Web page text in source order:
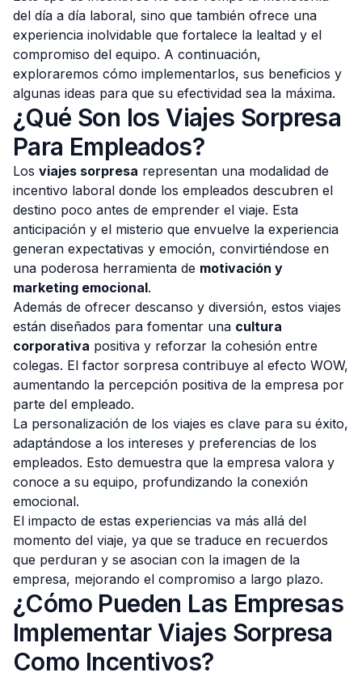
del día a día laboral, sino que también ofrece una
experiencia inolvidable que fortalece la lealtad y el
compromiso del equipo. A continuación,
exploraremos cómo implementarlos, sus beneficios y
algunas ideas para que su efectividad sea la máxima.
¿Qué Son los Viajes Sorpresa
Para Empleados?
Los viajes sorpresa representan una modalidad de
incentivo laboral donde los empleados descubren el
destino poco antes de emprender el viaje. Esta
anticipación y el misterio que envuelve la experiencia
generan expectativas y emoción, convirtiéndose en
una poderosa herramienta de motivación y
marketing emocional.
Además de ofrecer descanso y diversión, estos viajes
están diseñados para fomentar una cultura
corporativa positiva y reforzar la cohesión entre
colegas. El factor sorpresa contribuye al efecto WOW,
aumentando la percepción positiva de la empresa por
parte del empleado.
La personalización de los viajes es clave para su éxito,
adaptándose a los intereses y preferencias de los
empleados. Esto demuestra que la empresa valora y
conoce a su equipo, profundizando la conexión
emocional.
El impacto de estas experiencias va más allá del
momento del viaje, ya que se traduce en recuerdos
que perduran y se asocian con la imagen de la
empresa, mejorando el compromiso a largo plazo.
¿Cómo Pueden Las Empresas
Implementar Viajes Sorpresa
Como Incentivos?